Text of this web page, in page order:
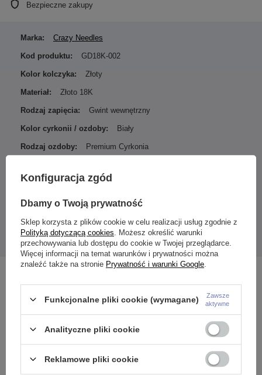
Bezpieczne zakupy
Nakrętka wykonana z złota próby 750. Cyrkonie Swarovskiego.
Nakrętka przeznaczona jest do kolczyków z gwintem
wewnętrznym o grubości pręta 1,6 mm, np. labrety, banany,
surface, microdermal itp.
Marka: Crazy Needles
Kod produktu: GD18K-002
Kolor kolczyka: Złoty
Materiał: Złoto 18K
Rodzaj zapięcia: Gwint wewnętrzny
Kolor cyrkonii / ozdoby: Biały
Rodzaj ozdoby: Premium Cyrkonia
Zobacz również
Konfiguracja zgód
Dbamy o Twoją prywatność
Sklep korzysta z plików cookie w celu realizacji usług zgodnie z
Polityką dotyczącą cookies . Możesz określić warunki
przechowywania lub dostępu do cookie w Twojej przeglądarce.
Więcej informacji na temat warunków i prywatności można
znaleźć także na stronie Prywatność i warunki Google
Funkcjonalne pliki cookie (wymagane)
Zawsze
aktywne
Analityczne pliki cookie
Reklamowe pliki cookie